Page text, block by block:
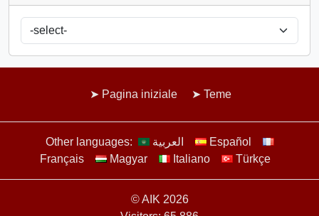
Pagina iniziale Teme
Other languages: العربية
Español
Français
Magyar Italiano Türkçe
© AIK 2026